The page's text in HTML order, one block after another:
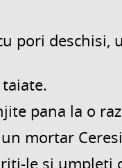
pori
pana la o
mortar
le si